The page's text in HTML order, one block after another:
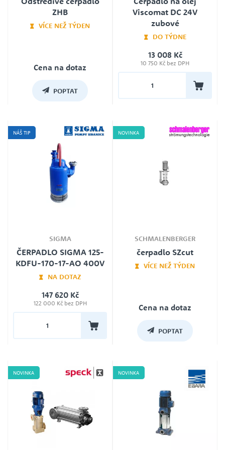
ZHB
VÍCE NEŽ TÝDEN
Cena na dotaz
POPTAT
Viscomat DC 24V
zubové
DO TÝDNE
Jmenovité napětí
12 V nebo 24 V DC
13 008 Kč
10 750 Kč bez DPH
NÁŠ TIP
SIGMA
ČERPADLO SIGMA 125-
KDFU-170-17-AO 400V
NA DOTAZ
Záruka
24
147 620 Kč
122 000 Kč bez DPH
NOVINKA
SCHMALENBERGER
čerpadlo SZcut
VÍCE NEŽ TÝDEN
Cena na dotaz
POPTAT
NOVINKA NOVINKA